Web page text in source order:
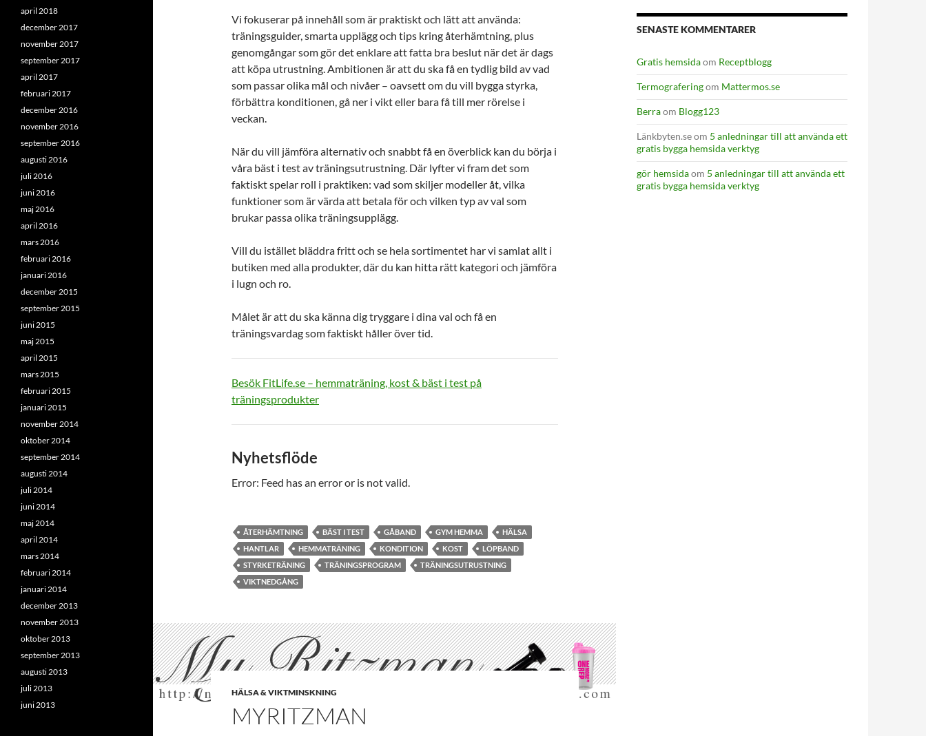
Vi fokuserar på innehåll som är praktiskt och lätt att använda:
träningsguider, smarta upplägg och tips kring återhämtning, plus
genomgångar som gör det enklare att fatta bra beslut när det är dags
att köpa utrustning. Ambitionen är att du ska få en tydlig bild av vad
som passar olika mål och nivåer – oavsett om du vill bygga styrka,
förbättra konditionen, gå ner i vikt eller bara få till mer rörelse i
veckan.
När du vill jämföra alternativ och snabbt få en överblick kan du börja i
våra bäst i test av träningsutrustning. Där lyfter vi fram det som
faktiskt spelar roll i praktiken: vad som skiljer modeller åt, vilka
funktioner som är värda att betala för och vilken typ av val som
brukar passa olika träningsupplägg.
Vill du istället bläddra fritt och se hela sortimentet har vi samlat allt i
butiken med alla produkter, där du kan hitta rätt kategori och jämföra
i lugn och ro.
Målet är att du ska känna dig tryggare i dina val och få en
träningsvardag som faktiskt håller över tid.
Besök FitLife.se – hemmaträning, kost & bäst i test på
träningsprodukter
Nyhetsflöde
Error: Feed has an error or is not valid.
ÅTERHÄMTNING BÄST I TEST GÅBAND GYM HEMMA
HÄLSA
HANTLAR
HEMMATRÄNING KONDITION KOST
LÖPBAND
STYRKETRÄNING
TRÄNINGSPROGRAM
TRÄNINGSUTRUSTNING
VIKTNEDGÅNG
HÄLSA & VIKTMINSKNING
MYRITZMAN
SENASTE KOMMENTARER
Gratis hemsidaom Receptblogg
Termograferingom Mattermos.se
Berraom Blogg123
Länkbyten.seom 5 anledningar till att använda ett
gratis bygga hemsida verktyg
gör hemsidaom 5 anledningar till att använda ett
gratis bygga hemsida verktyg
april 2018
december 2017
november 2017
september 2017
april 2017
februari 2017
december 2016
november 2016
september 2016
augusti 2016
juli 2016
juni 2016
maj 2016
april 2016
mars 2016
februari 2016
januari 2016
december 2015
september 2015
juni 2015
maj 2015
april 2015
mars 2015
februari 2015
januari 2015
november 2014
oktober 2014
september 2014
augusti 2014
juli 2014
juni 2014
maj 2014
april 2014
mars 2014
februari 2014
januari 2014
december 2013
november 2013
oktober 2013
september 2013
augusti 2013
juli 2013
juni 2013